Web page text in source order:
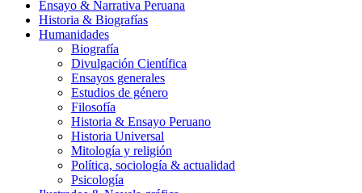
Ensayo & Narrativa Peruana
Historia & Biografías
Humanidades
Biografía
Divulgación Científica
Ensayos generales
Estudios de género
Filosofía
Historia & Ensayo Peruano
Historia Universal
Mitología y religión
Política, sociología & actualidad
Psicología